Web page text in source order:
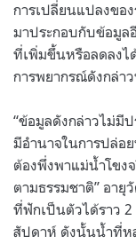
การเปลี่ยนแปลงขอ
มาประกอบกับข้อมูล
ที่เพิ่มขึ้นหรือลดลงไ
การพยากรณ์ดังกล่า
“ข้อมูลดังกล่าวไม่มีป
มีอำนาจในการปล่อ
ต้องพึ่งพาแม่น้ำโขง
ตามธรรมชาติ” อายุ
ที่ฟักเป็นตัวได้ราว 2
สัปดาห์ ดังนั้นน้ำที่ห